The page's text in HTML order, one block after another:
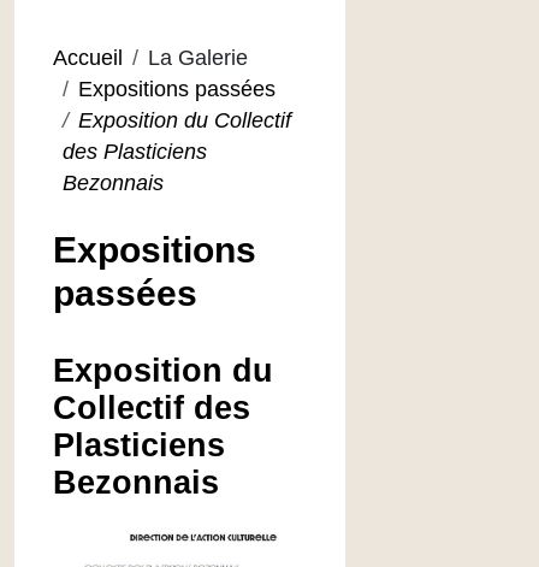
Accueil
La Galerie
Expositions passées
Exposition du Collectif
des Plasticiens
Bezonnais
Expositions
passées
Exposition du
Collectif des
Plasticiens
Bezonnais